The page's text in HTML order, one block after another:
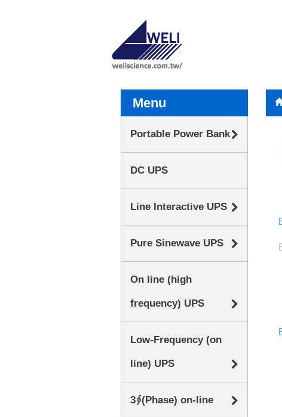
Menu
Portable Power Bank
DC UPS
Line Interactive UPS
Pure Sinewave UPS
On line (high
frequency) UPS
Low-Frequency (on
line) UPS
3∮(Phase) on-line